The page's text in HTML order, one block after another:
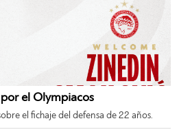
el Olympiacos
el fichaje del defensa de 22 años.